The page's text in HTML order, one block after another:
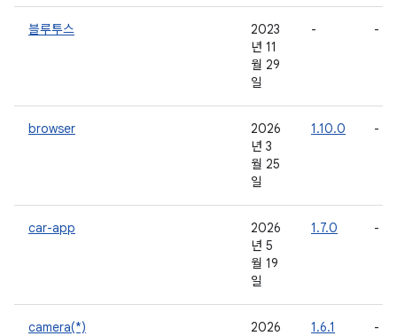
블루투스
2023
년 11
월 29
일
- -
browser
2026
년 3
월 25
일
1.10.0 -
car-app
2026
년 5
월 19
일
1.7.0 -
camera(*)
2026
1.6.1 -